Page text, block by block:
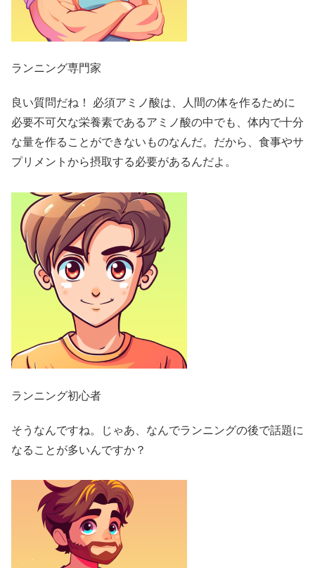
ランニング専門家
良い質問だね！ 必須アミノ酸は、人間の体を作るために
必要不可欠な栄養素であるアミノ酸の中でも、体内で十分
な量を作ることができないものなんだ。だから、食事やサ
プリメントから摂取する必要があるんだよ。
ランニング初心者
そうなんですね。じゃあ、なんでランニングの後で話題に
なることが多いんですか？